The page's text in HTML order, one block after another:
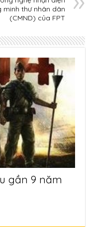
minh thư nhân dân
(CMND) của FPT
gần 9 năm